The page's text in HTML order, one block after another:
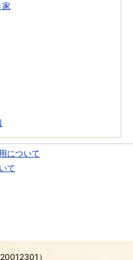
家
について
て
）